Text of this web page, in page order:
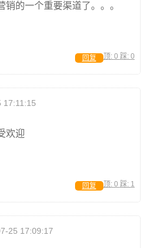
销的一个重要渠道了。。。
顶: 0 踩: 0
回复
17:11:15
欢迎
顶: 0 踩: 1
回复
25 17:09:17